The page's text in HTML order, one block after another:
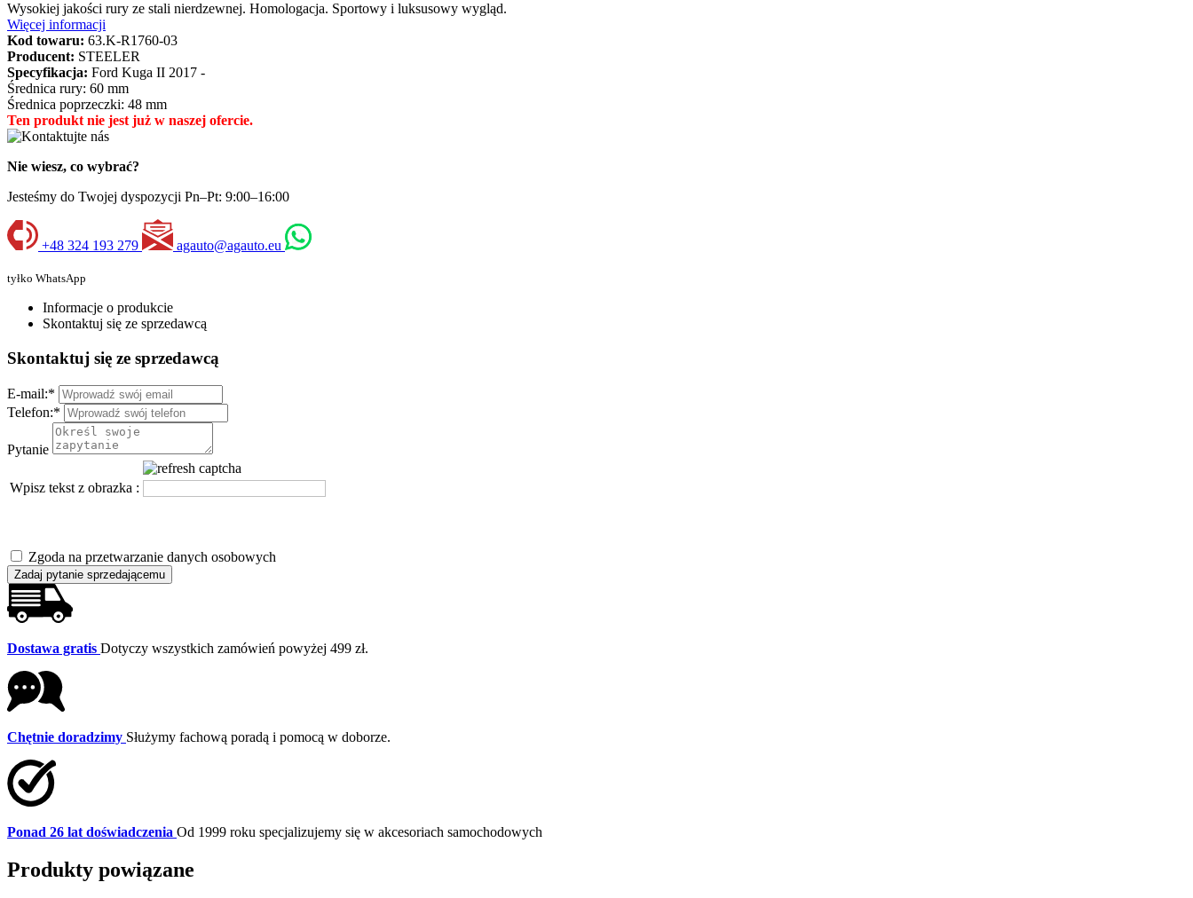
Wysokiej jakości rury ze stali nierdzewnej. Homologacja. Sportowy i luksusowy wygląd.
Więcej informacji
Kod towaru: 63.K-R1760-03
Producent: STEELER
Specyfikacja: Ford Kuga II 2017 -
Średnica rury: 60 mm
Średnica poprzeczki: 48 mm
Ten produkt nie jest już w naszej ofercie.
Nie wiesz, co wybrać?
Jesteśmy do Twojej dyspozycji Pn–Pt: 9:00–16:00
+48 324 193 279 agauto@agauto.eu
tyłko WhatsApp
Informacje o produkcie
Skontaktuj się ze sprzedawcą
Skontaktuj się ze sprzedawcą
E-mail:*
Telefon:*
Pytanie
Wpisz tekst z obrazka :
Zgoda na przetwarzanie danych osobowych
Zadaj pytanie sprzedającemu
Dostawa gratis Dotyczy wszystkich zamówień powyżej 499 zł.
Chętnie doradzimy Służymy fachową poradą i pomocą w doborze.
Ponad 26 lat doświadczenia Od 1999 roku specjalizujemy się w akcesoriach samochodowych
Produkty powiązane